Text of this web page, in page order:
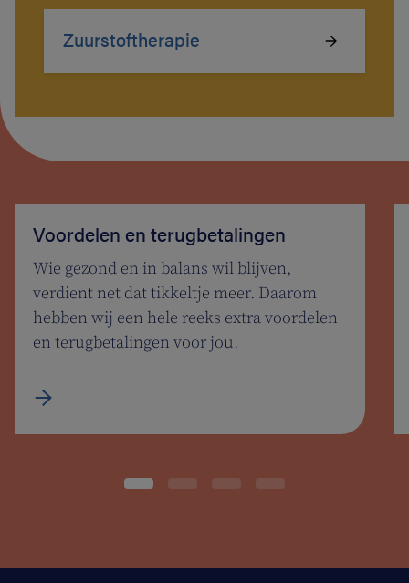
Zuurstoftherapie
Voordelen en terugbetalingen
Wie gezond en in balans wil blijven,
verdient net dat tikkeltje meer. Daarom
hebben wij een hele reeks extra voordelen
en terugbetalingen voor jou.